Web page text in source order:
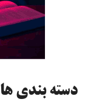
دسته‌ بندی ها